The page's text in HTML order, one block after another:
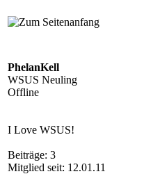
PhelanKell
WSUS Neuling
Offline
I Love WSUS!
Beiträge: 3
Mitglied seit: 12.01.11